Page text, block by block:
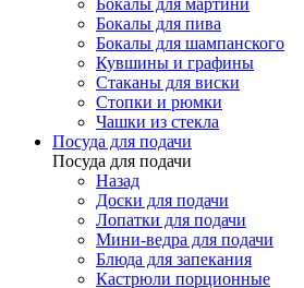
Бокалы для пива
Бокалы для шампанского
Кувшины и графины
Стаканы для виски
Стопки и рюмки
Чашки из стекла
Посуда для подачи
Посуда для подачи
Назад
Доски для подачи
Лопатки для подачи
Мини-ведра для подачи
Блюда для запекания
Кастрюли порционные